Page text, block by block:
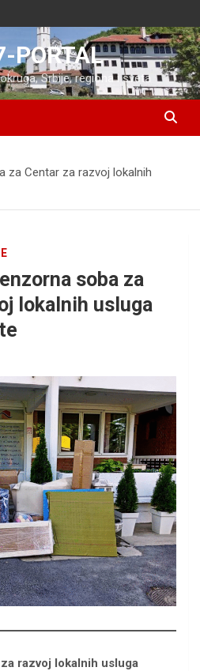
PORTAL
Srbije, regiona i sveta
za Centar za razvoj lokalnih
soba za
lokalnih usluga
za razvoj lokalnih usluga